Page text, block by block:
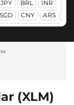
(LTC)
(MKR)
(NOT)
Банк
IN RUB
Банк KZT
JPY BRL
INR
SGD CNY ARS
(XLM)